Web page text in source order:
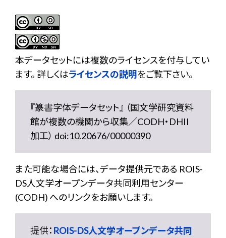
本データセットには複数のライセンスを付与してい
ます。 詳しくはライセンスの説明をご覧下さい。
『篆書字体データセット』 （国文学研究資料
館が複数の機関から収集／CODH・DHII
加工） doi:10.20676/00000390
また可能な場合には、データ提供元である ROIS-
DS人文学オープンデータ共同利用センター
(CODH) へのリンクをお願いします。
提供： ROIS-DS人文学オープンデータ共同